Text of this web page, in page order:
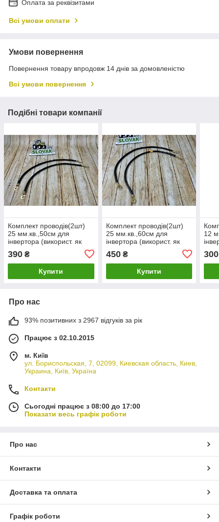
Оплата за реквізитами
Всі умови оплати
Умови повернення
Повернення товару впродовж 14 днів за домовленістю
Всі умови повернення
Подібні товари компанії
Комплект проводів(2шт)
25 мм.кв.,50см для
інвертора (використ. як
автосільгосптехніці)
390 ₴
Купити
Комплект проводів(2шт)
25 мм.кв.,60см для
інвертора (використ. як
автосільгосптехніці)
450₴
Купити
12
300
Про нас
93% позитивних з 2967 відгуків за рік
Працює з 02.10.2015
м. Київ
ул. Бориспольская, 7, 02099, Киевская область, Киев,
Украина, Київ, Україна
Контакти
Сьогодні працює з 08:00 до 17:00
Показати весь графік роботи
Про нас
Контакти
Доставка та оплата
Графік роботи